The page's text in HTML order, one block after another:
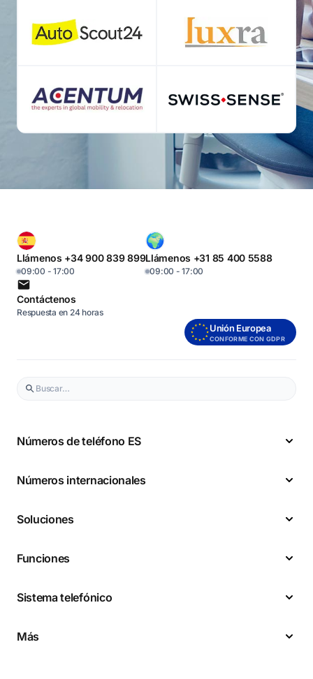
Llámenos +34 900 839 899
09:00 - 17:00
Llámenos +31 85 400 5588
09:00 - 17:00
Contáctenos
Respuesta en 24 horas
Unión Europea
CONFORME CON GDPR
Números de teléfono ES
Números internacionales
Soluciones
Funciones
Sistema telefónico
Más